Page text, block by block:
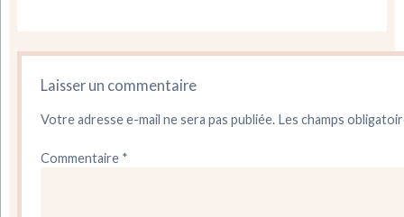
Laisser un commentaire
Votre adresse e-mail ne sera pas publiée. Les champs
Commentaire *